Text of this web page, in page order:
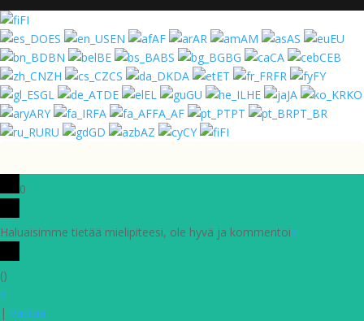
FI
ES
EN AF AR AM AS
EU
BN
BE BS BG CA
CEB
ZH
CS DA ET FR
FY
GL
DE EL GU HE JA
KO
ARY
FA FA_AF PT
PT_BR
RU
GD AZ CY FI
0
Haluaisimme tietää mielipiteesi, ole hyvä ja kommentoix
()
x
| Vastaa